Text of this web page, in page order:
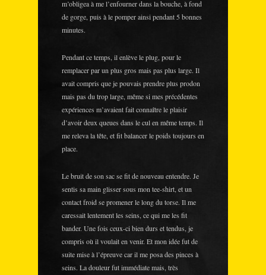
m’obligea à me l’enfourner dans la bouche, à fond
de gorge, puis à le pomper ainsi pendant 5 bonnes
minutes.
Pendant ce temps, il enlève le plug, pour le
remplacer par un plus gros mais pas plus large. Il
avait compris que je pouvais prendre plus prodon
mais pas du trop large, même si mes précédentes
expériences m’avaient fait connaître le plaisir
d’avoir deux queues dans le cul en même temps. Il
me releva la tête, et fit balancer le poids toujours en
place.
Le bruit de son sac se fit de nouveau entendre. Je
sentis sa main glisser sous mon tee-shirt, et un
contact froid se promener le long du torse. Il me
caressait lentement les seins, ce qui me les fit
bander. Une fois ceux-ci bien durs et tendus, je
compris où il voulait en venir. Et mon idée fut de
suite mise à l’épreuve car il me posa des pinces à
seins. La douleur fut immédiate mais, très